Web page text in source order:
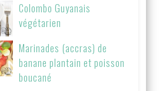
Colombo Guyanais
végétarien
Marinades (accras) de
banane plantain et poisson
boucané